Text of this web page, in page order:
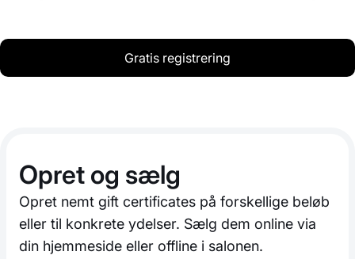
Gratis registrering
Opret og sælg
Opret nemt gift certificates på forskellige beløb
eller til konkrete ydelser. Sælg dem online via
din hjemmeside eller offline i salonen.